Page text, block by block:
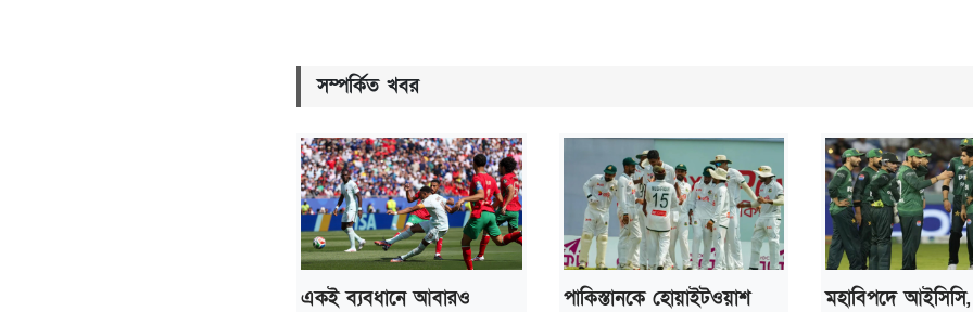
সম্পর্কিত খবর
একই ব্যবধানে আবারও
পাকিস্তানকে হোয়াইটওয়াশ
মহাবিপদে